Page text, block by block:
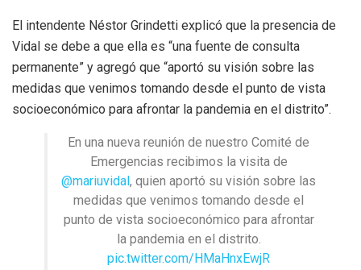
El intendente Néstor Grindetti explicó que la presencia de
Vidal se debe a que ella es “una fuente de consulta
permanente” y agregó que “aportó su visión sobre las
medidas que venimos tomando desde el punto de vista
socioeconómico para afrontar la pandemia en el distrito”.
En una nueva reunión de nuestro Comité de
Emergencias recibimos la visita de
@mariuvidal, quien aportó su visión sobre las
medidas que venimos tomando desde el
punto de vista socioeconómico para afrontar
la pandemia en el distrito.
pic.twitter.com/HMaHnxEwjR